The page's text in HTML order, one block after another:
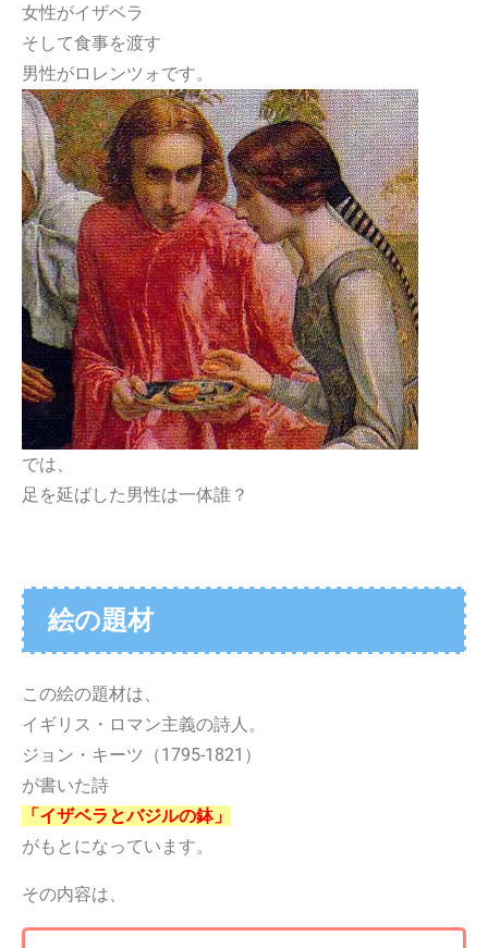
女性がイザベラ
そして食事を渡す
男性がロレンツォです。
では、
足を延ばした男性は一体誰？
絵の題材
この絵の題材は、
イギリス・ロマン主義の詩人。
ジョン・キーツ（1795-1821）
が書いた詩
「イザベラとバジルの鉢」
がもとになっています。
その内容は、